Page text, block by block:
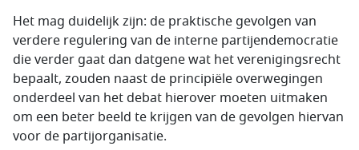
Het mag duidelijk zijn: de praktische gevolgen van
verdere regulering van de interne partijendemocratie
die verder gaat dan datgene wat het verenigingsrecht
bepaalt, zouden naast de principiële overwegingen
onderdeel van het debat hierover moeten uitmaken
om een beter beeld te krijgen van de gevolgen hiervan
voor de partijorganisatie.